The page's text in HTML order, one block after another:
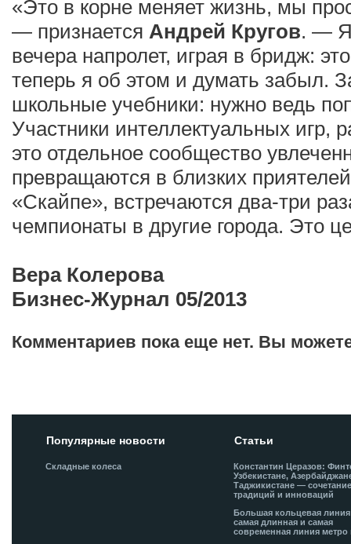
«Это в корне меняет жизнь, мы
— признается Андрей Кругов. — Я
вечера напролет, играя в бридж:
теперь я об этом и думать забыл.
школьные учебники: нужно ведь
Участники интеллектуальных игр,
это отдельное сообщество
превращаются в близких
«Скайпе», встречаются два-три
чемпионаты в другие города. Это
Вера Колерова
Бизнес-Журнал 05/2013
Комментариев пока еще нет. Вы
Популярные новости
Складные колеса
Статьи
Константин Церазов:
Узбекистане,
Таджикистане —
традиций и инноваций
Большая кольцевая
самая длинная и самая
современная линия метро